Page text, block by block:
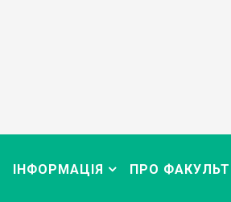
ІНФОРМАЦІЯ ПРО